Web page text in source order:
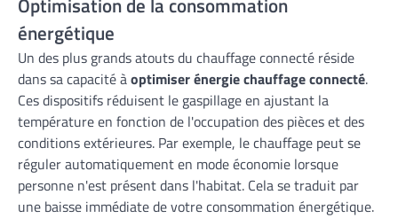
énergétique
Un des plus grands atouts du chauffage connecté réside
dans sa capacité àoptimiser énergie chauffage connecté.
Ces dispositifs réduisent le gaspillage en ajustant la
température en fonction de l'occupation des pièces et des
conditions extérieures. Par exemple, le chauffage peut se
réguler automatiquement en mode économie lorsque
personne n'est présent dans l'habitat. Cela se traduit par
une baisse immédiate de votre consommation énergétique.